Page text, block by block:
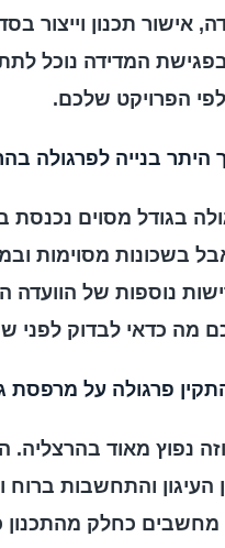
אישור תכנון וייצור
המדידה נוכל
הפרויקט שלכם.
היתר בנייה לפרגולה
בגודל מסוים נכנסת
בשכונות מסוימות
נוספות של
מה כדאי לבדוק לפני
פרגולה על מרפסת
נפוץ מאוד בהרצליה.
העיגון והתחשבות
מחשבים כחלק מהתכנון